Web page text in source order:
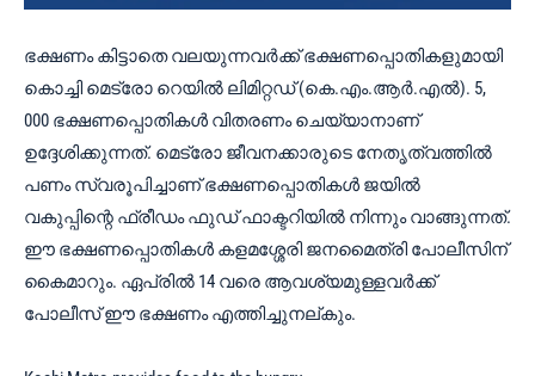
ഭക്ഷണം കിട്ടാതെ വലയുന്നവർക്ക് ഭക്ഷണപ്പൊതികളുമായി
കൊച്ചി മെട്രോ റെയിൽ ലിമിറ്റഡ് (കെ.എം.ആർ.എൽ). 5,
000 ഭക്ഷണപ്പൊതികൾ വിതരണം ചെയ്യാനാണ്
ഉദ്ദേശിക്കുന്നത്. മെട്രോ ജീവനക്കാരുടെ നേതൃത്വത്തിൽ
പണം സ്വരൂപിച്ചാണ് ഭക്ഷണപ്പൊതികൾ ജയിൽ
വകുപ്പിന്റെ ഫ്രീഡം ഫുഡ് ഫാക്ടറിയിൽ നിന്നും വാങ്ങുന്നത്.
ഈ ഭക്ഷണപ്പൊതികൾ കളമശ്ശേരി ജനമൈത്രി പോലീസിന്
കൈമാറും. ഏപ്രിൽ 14 വരെ ആവശ്യമുള്ളവർക്ക്
പോലീസ് ഈ ഭക്ഷണം എത്തിച്ചുനല്കും.